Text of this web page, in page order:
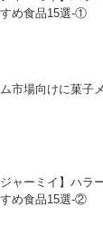
め食品15選-①
市場向けに菓子
ジャーミイ】ハラ
め食品15選-②